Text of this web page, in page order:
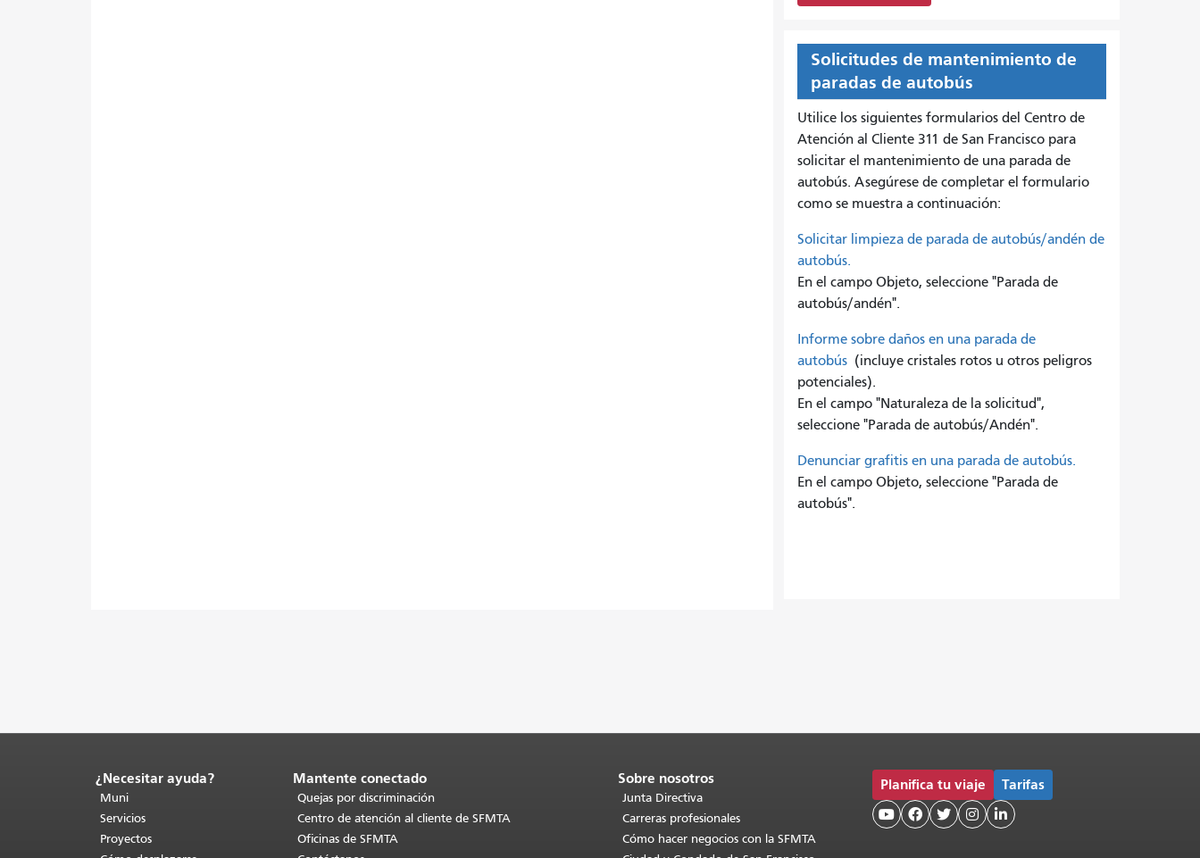
Solicitudes de mantenimiento de
paradas de autobús
Utilice los siguientes formularios del Centro de
Atención al Cliente 311 de San Francisco para
solicitar el mantenimiento de una parada de
autobús. Asegúrese de completar el formulario
como se muestra a continuación:
Solicitar limpieza de parada de autobús/andén de
autobús.
En el campo Objeto, seleccione "Parada de
autobús/andén".
Informe sobre daños en una parada de
autobús(incluye cristales rotos u otros peligros
potenciales).
En el campo "Naturaleza de la solicitud",
seleccione "Parada de autobús/Andén".
Denunciar grafitis en una parada de autobús.
En el campo Objeto, seleccione "Parada de
autobús".
Fin
del
contenido
de
la
¿Necesitar ayuda?
Muni
Servicios
Proyectos
Mantente conectado
Quejas por discriminación
Centro de atención al cliente de SFMTA
Oficinas de SFMTA
Sobre nosotros
Junta Directiva
Carreras profesionales
Cómo hacer negocios con la SFMTA
Planifica tu viaje Tarifas
    